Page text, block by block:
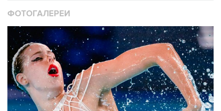
ФОТОГАЛЕРЕИ